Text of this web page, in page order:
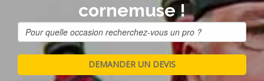
cornemuse !